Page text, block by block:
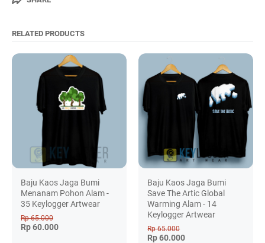
RELATED PRODUCTS
Baju Kaos Jaga Bumi
Menanam Pohon Alam -
35 Keylogger Artwear
Rp 65.000
Rp 60.000
Baju Kaos Jaga Bumi
Save The Artic Global
Warming Alam - 14
Keylogger Artwear
Rp 65.000
Rp 60.000